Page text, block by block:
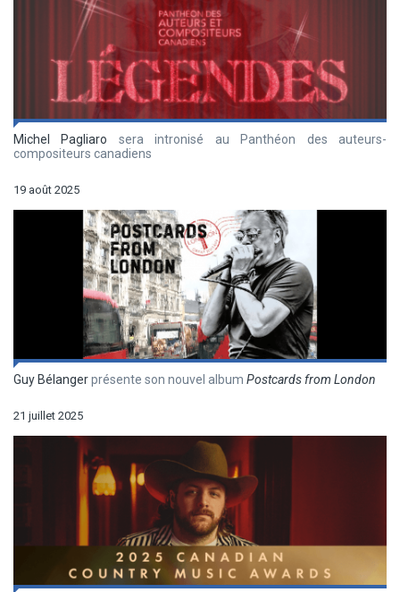
Michel Pagliaro sera intronisé au Panthéon des auteurs-
compositeurs canadiens
19 août 2025
Guy Bélangerprésente son nouvel album Postcards from London
21 juillet 2025